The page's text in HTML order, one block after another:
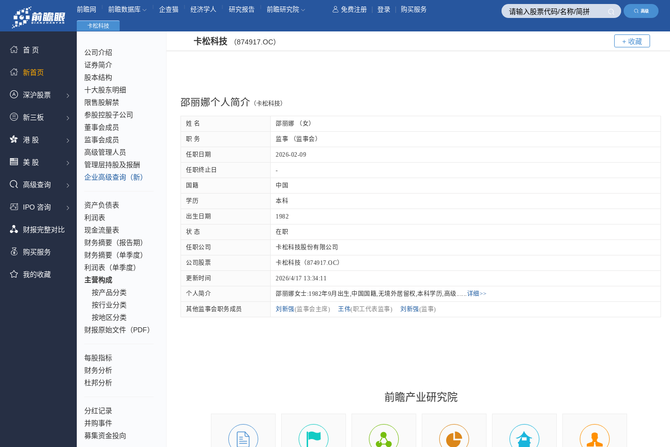
高级
前瞻网 前瞻数据库 企查猫 经济学人 研究报告 前瞻研究院 免费注册 登录 购买服务
首 页
新首页
深沪股票
新三板
港 股
美 股
高级查询
IPO 咨询
财报完整对比
购买服务
我的收藏
卡松科技
公司介绍
证券简介
股本结构
十大股东明细
限售股解禁
参股控股子公司
董事会成员
监事会成员
高级管理人员
管理层持股及报酬
企业高级查询（新）
资产负债表
利润表
现金流量表
财务摘要（报告期）
财务摘要（单季度）
利润表（单季度）
主营构成
按产品分类
按行业分类
按地区分类
财报原始文件（PDF）
每股指标
财务分析
杜邦分析
分红记录
并购事件
募集资金投向
卡松科技 （874917.OC） + 收藏
邵丽娜个人简介 （卡松科技）
姓 名 邵丽娜 （女）
职 务 监事 （监事会）
任职日期 2026-02-09
任职终止日 -
国籍 中国
学历 本科
出生日期 1982
状 态 在职
任职公司 卡松科技股份有限公司
公司股票 卡松科技（874917.OC）
更新时间 2026/4/17 13:34:11
个人简介 邵丽娜女士:1982年9月出生,中国国籍,无境外居留权,本科学历,高级......详细>>
其他监事会职务成员 刘新强(监事会主席) 王伟(职工代表监事) 刘新强(监事)
前瞻产业研究院